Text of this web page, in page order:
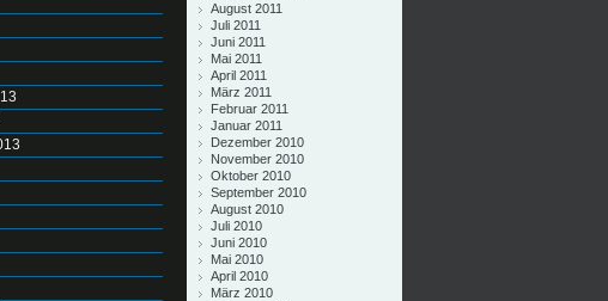
August 2011
Juli 2011
Juni 2011
Mai 2011
April 2011
März 2011
Februar 2011
Januar 2011
Dezember 2010
November 2010
Oktober 2010
September 2010
August 2010
Juli 2010
Juni 2010
Mai 2010
April 2010
März 2010